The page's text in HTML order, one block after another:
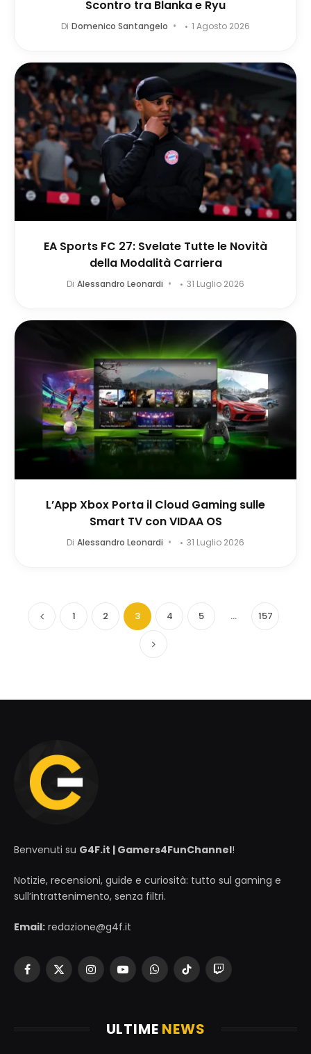
Scontro tra Blanka e Ryu
Di Domenico Santangelo 1 Agosto 2026
EA Sports FC 27: Svelate Tutte le Novità
della Modalità Carriera
Di Alessandro Leonardi 31 Luglio 2026
L’App Xbox Porta il Cloud Gaming sulle
Smart TV con VIDAA OS
Di Alessandro Leonardi 31 Luglio 2026
1 2 3 4 5 … 157
Benvenuti su G4F.it | Gamers4FunChannel!
Notizie, recensioni, guide e curiosità: tutto sul gaming e
sull’intrattenimento, senza filtri.
Email: redazione@g4f.it
Facebook
X
InstagramYouTubeWhatsAppTikTokTwitch
ULTIME NEWS